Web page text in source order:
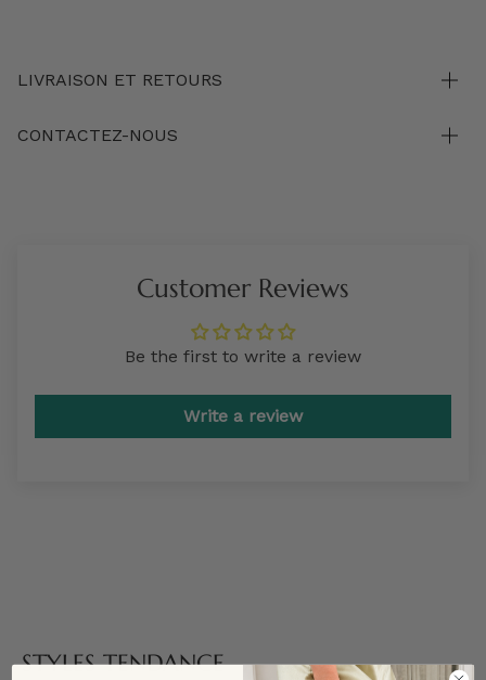
LIVRAISON ET RETOURS
CONTACTEZ-NOUS
Customer Reviews
Be the first to write a review
Write a review
STYLES TENDANCE